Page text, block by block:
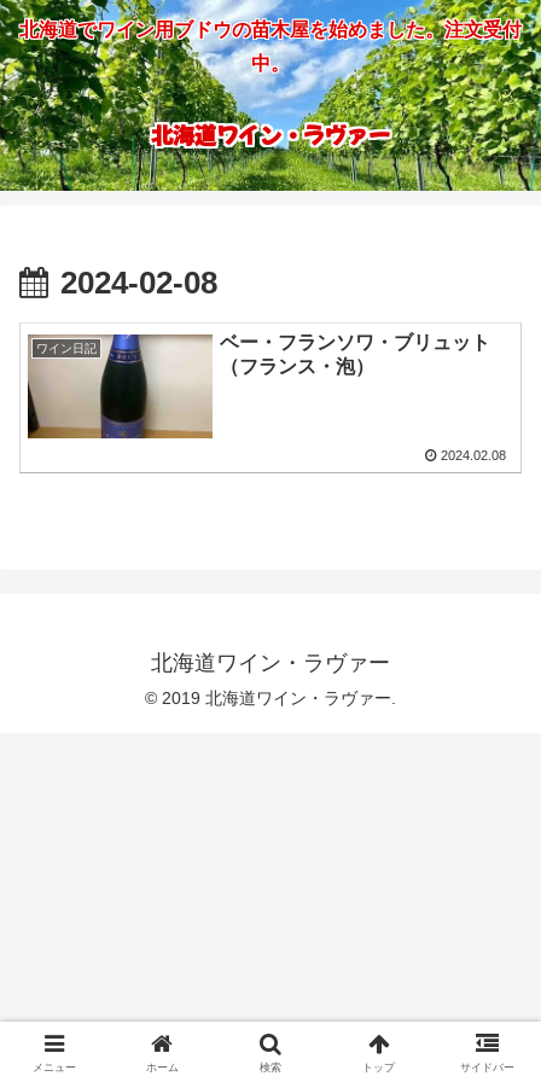
北海道でワイン用ブドウの苗木屋を始めました。注文受付
中。
北海道ワイン・ラヴァー
2024-02-08
ワイン日記
ベー・フランソワ・ブリュット
（フランス・泡）
2024.02.08
北海道ワイン・ラヴァー
© 2019 北海道ワイン・ラヴァー.
メニュー ホーム 検索 トップ サイドバー